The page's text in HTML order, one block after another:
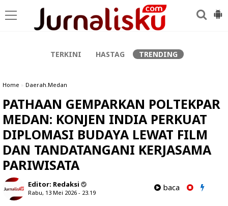
TERKINI HASTAG TRENDING
Home » Daerah.Medan
PATHAAN GEMPARKAN POLTEKPAR
MEDAN: KONJEN INDIA PERKUAT
DIPLOMASI BUDAYA LEWAT FILM
DAN TANDATANGANI KERJASAMA
PARIWISATA
Editor: Redaksi
Rabu, 13 Mei 2026 - 23.19
baca